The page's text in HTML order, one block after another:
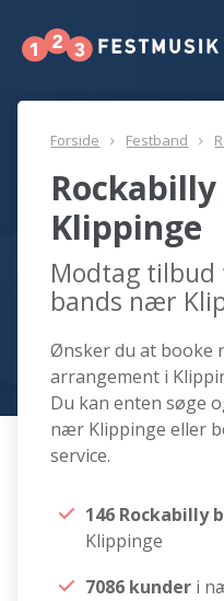
Forside Festband
Klippinge
Modtag
bands nær
Ønsker du at booke
arrangement i
Du kan enten søge
nær Klippinge eller
service.
146 Rockabilly
Klippinge
7086 kunder i